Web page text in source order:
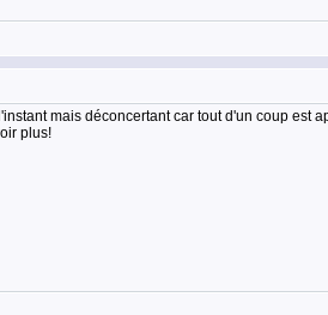
mais déconcertant car tout d'un coup est
plus!